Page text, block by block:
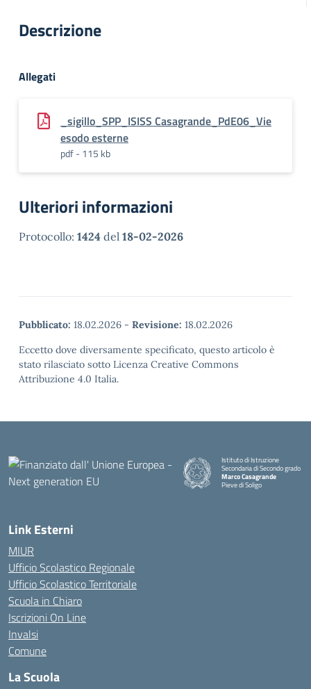
Descrizione
Allegati
_sigillo_SPP_ISISS Casagrande_PdE06_Vie
esodo esterne
pdf - 115 kb
Ulteriori informazioni
Protocollo: 1424 del 18-02-2026
Pubblicato: 18.02.2026 - Revisione: 18.02.2026
Eccetto dove diversamente specificato, questo articolo è
stato rilasciato sotto Licenza Creative Commons
Attribuzione 4.0 Italia.
Istituto di Istruzione
Secondaria di Secondo grado
Marco Casagrande
Pieve di Soligo
Link Esterni
MIUR
Ufficio Scolastico Regionale
Ufficio Scolastico Territoriale
Scuola in Chiaro
Iscrizioni On Line
Invalsi
Comune
La Scuola